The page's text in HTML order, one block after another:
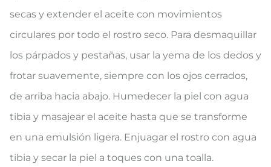
secas y extender el aceite con movimientos
circulares por todo el rostro seco. Para desmaquillar
los párpados y pestañas, usar la yema de los dedos y
frotar suavemente, siempre con los ojos cerrados,
de arriba hacia abajo. Humedecer la piel con agua
tibia y masajear el aceite hasta que se transforme
en una emulsión ligera. Enjuagar el rostro con agua
tibia y secar la piel a toques con una toalla.